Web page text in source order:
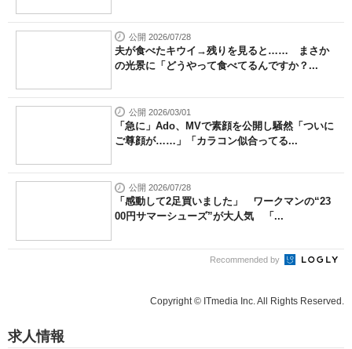
公開 2026/07/28
夫が食べたキウイ→残りを見ると…… まさか
の光景に「どうやって食べてるんですか？...
公開 2026/03/01
「急に」Ado、MVで素顔を公開し騒然「ついに
ご尊顔が……」「カラコン似合ってる...
公開 2026/07/28
「感動して2足買いました」 ワークマンの“23
00円サマーシューズ”が大人気 「...
Recommended by
Copyright © ITmedia Inc. All Rights Reserved.
求人情報